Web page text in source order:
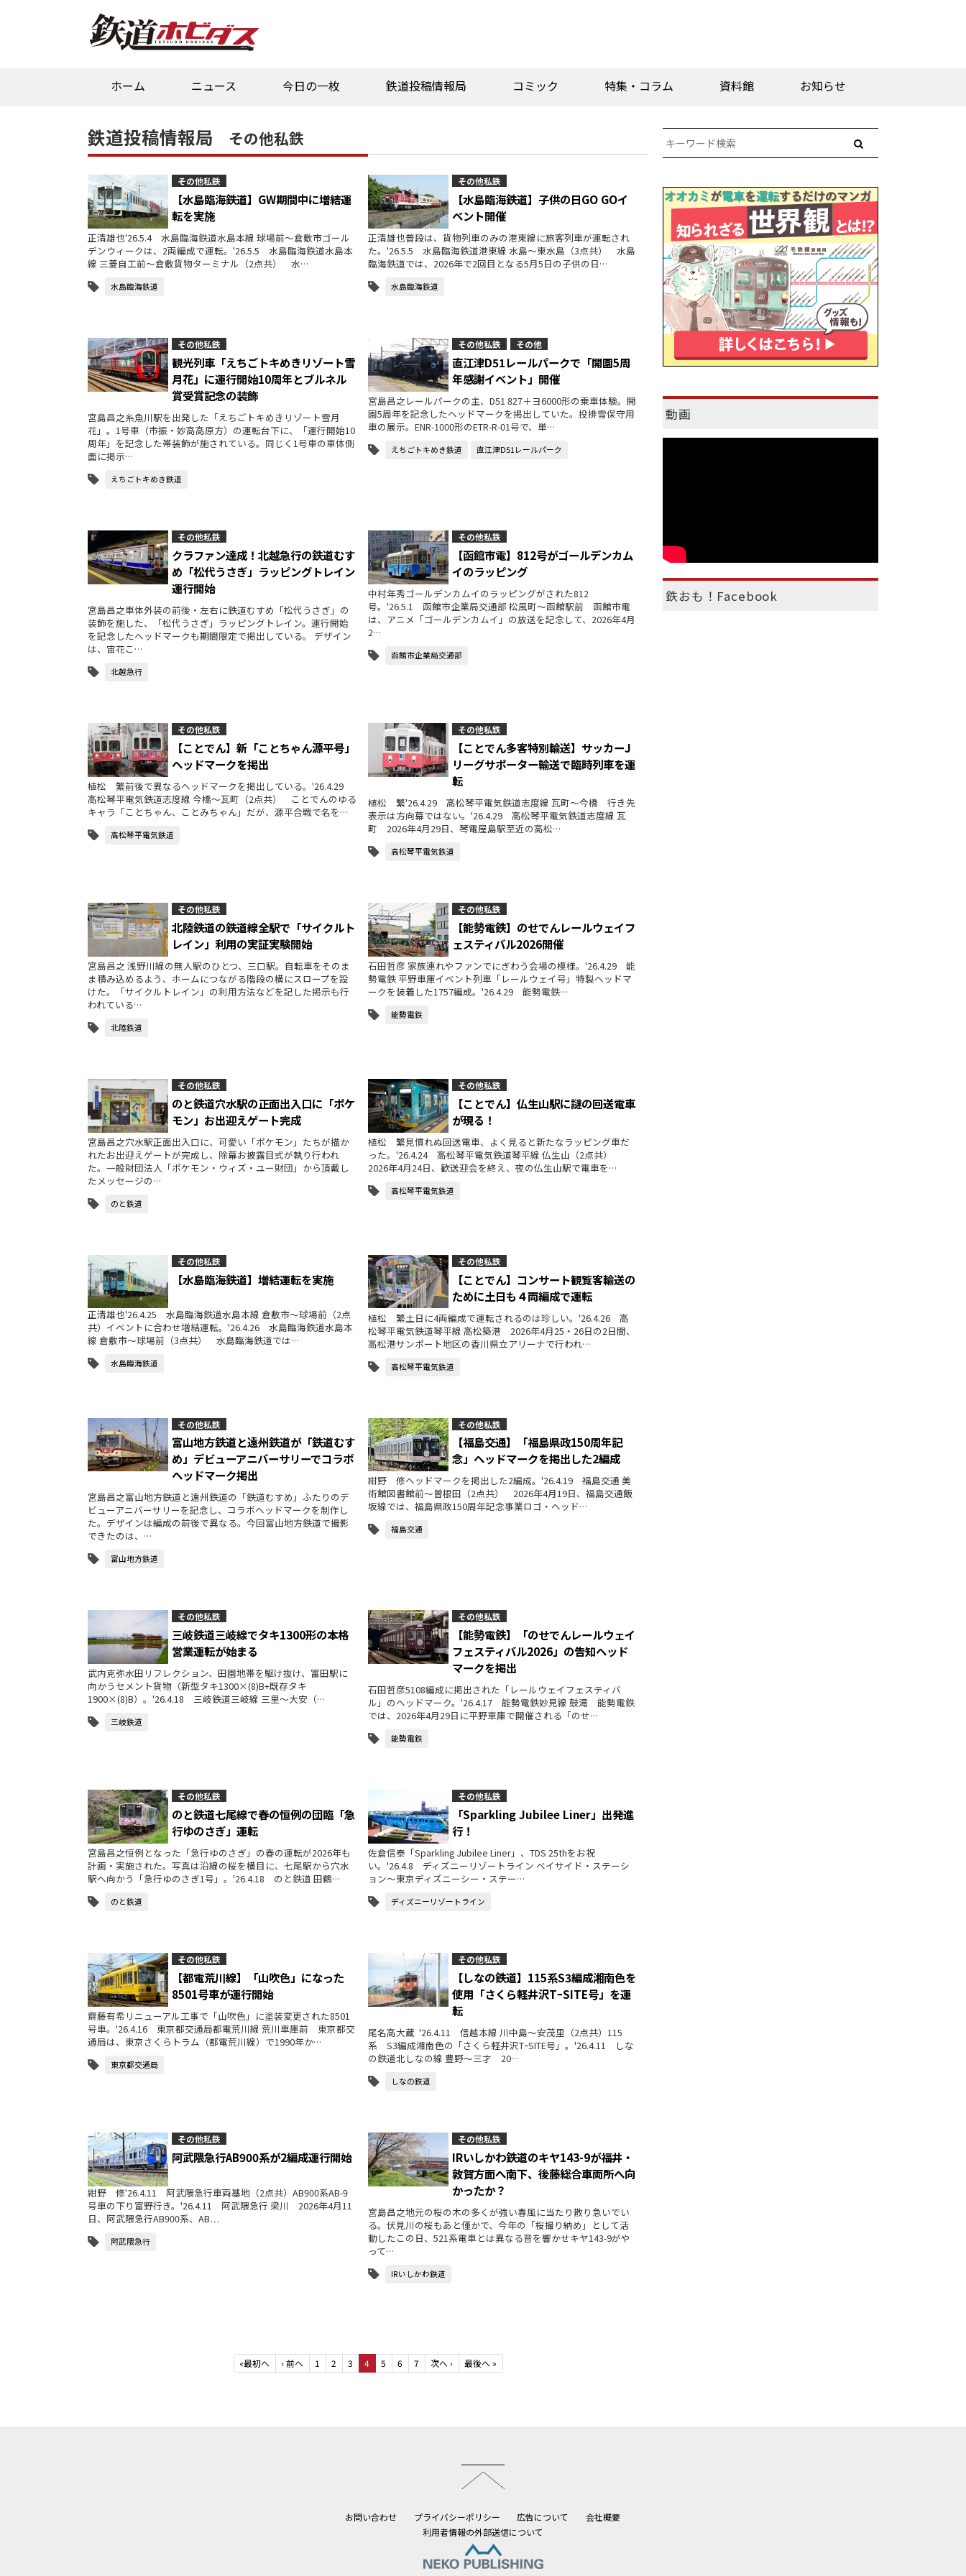
ホーム ニュース 今日の一枚 鉄道投稿情報局 コミック 特集・コラム 資料館 お知らせ
鉄道投稿情報局 その他私鉄
その他私鉄
【水島臨海鉄道】GW期間中に増結運
転を実施
正清雄也'26.5.4 水島臨海鉄道水島本線 球場前～倉敷市ゴール
デンウィークは、2両編成で運転。'26.5.5 水島臨海鉄道水島本
線 三菱自工前～倉敷貨物ターミナル（2点共） 水…
水島臨海鉄道
その他私鉄
【水島臨海鉄道】子供の日GO GOイ
ベント開催
正清雄也普段は、貨物列車のみの港東線に旅客列車が運転され
た。'26.5.5 水島臨海鉄道港東線 水島～東水島（3点共） 水島
臨海鉄道では、2026年で2回目となる5月5日の子供の日…
水島臨海鉄道
その他私鉄
観光列車「えちごトキめきリゾート雪
月花」に運行開始10周年とブルネル
賞受賞記念の装飾
宮島昌之糸魚川駅を出発した「えちごトキめきリゾート雪月
花」。1号車（市振・妙高高原方）の運転台下に、「運行開始10
周年」を記念した帯装飾が施されている。同じく1号車の車体側
面に掲示…
えちごトキめき鉄道
その他私鉄 その他
直江津D51レールパークで「開園5周
年感謝イベント」開催
宮島昌之レールパークの主、D51 827＋ヨ6000形の乗車体験。開
園5周年を記念したヘッドマークを掲出していた。投排雪保守用
車の展示。ENR-1000形のETR-R-01号で、単…
えちごトキめき鉄道 直江津D51レールパーク
その他私鉄
クラファン達成！北越急行の鉄道むす
め「松代うさぎ」ラッピングトレイン
運行開始
宮島昌之車体外装の前後・左右に鉄道むすめ「松代うさぎ」の
装飾を施した、「松代うさぎ」ラッピングトレイン。運行開始
を記念したヘッドマークも期間限定で掲出している。 デザイン
は、宙花こ…
北越急行
その他私鉄
【函館市電】812号がゴールデンカム
イのラッピング
中村年秀ゴールデンカムイのラッピングがされた812
号。'26.5.1 函館市企業局交通部 松風町～函館駅前 函館市電
は、アニメ「ゴールデンカムイ」の放送を記念して、2026年4月
2…
函館市企業局交通部
その他私鉄
【ことでん】新「ことちゃん源平号」
ヘッドマークを掲出
植松 繁前後で異なるヘッドマークを掲出している。'26.4.29
高松琴平電気鉄道志度線 今橋～瓦町（2点共） ことでんのゆる
キャラ「ことちゃん、ことみちゃん」だが、源平合戦で名を…
高松琴平電気鉄道
その他私鉄
【ことでん多客特別輸送】サッカーJ
リーグサポーター輸送で臨時列車を運
転
植松 繁'26.4.29 高松琴平電気鉄道志度線 瓦町～今橋 行き先
表示は方向幕ではない。'26.4.29 高松琴平電気鉄道志度線 瓦
町 2026年4月29日、琴電屋島駅至近の高松…
高松琴平電気鉄道
その他私鉄
北陸鉄道の鉄道線全駅で「サイクルト
レイン」利用の実証実験開始
宮島昌之 浅野川線の無人駅のひとつ、三口駅。自転車をそのま
ま積み込めるよう、ホームにつながる階段の横にスロープを設
けた。「サイクルトレイン」の利用方法などを記した掲示も行
われている…
北陸鉄道
その他私鉄
【能勢電鉄】のせでんレールウェイフ
ェスティバル2026開催
石田哲彦 家族連れやファンでにぎわう会場の模様。'26.4.29 能
勢電鉄 平野車庫イベント列車「レールウェイ号」特製ヘッドマ
ークを装着した1757編成。'26.4.29 能勢電鉄…
能勢電鉄
その他私鉄
のと鉄道穴水駅の正面出入口に「ポケ
モン」お出迎えゲート完成
宮島昌之穴水駅正面出入口に、可愛い「ポケモン」たちが描か
れたお出迎えゲートが完成し、除幕お披露目式が執り行われ
た。一般財団法人「ポケモン・ウィズ・ユー財団」から頂戴し
たメッセージの…
のと鉄道
その他私鉄
【ことでん】仏生山駅に謎の回送電車
が現る！
植松 繁見慣れぬ回送電車、よく見ると新たなラッピング車だ
った。'26.4.24 高松琴平電気鉄道琴平線 仏生山（2点共）
2026年4月24日、歓送迎会を終え、夜の仏生山駅で電車を…
高松琴平電気鉄道
その他私鉄
【水島臨海鉄道】増結運転を実施
正清雄也'26.4.25 水島臨海鉄道水島本線 倉敷市～球場前（2点
共）イベントに合わせ増結運転。'26.4.26 水島臨海鉄道水島本
線 倉敷市～球場前（3点共） 水島臨海鉄道では…
水島臨海鉄道
その他私鉄
【ことでん】コンサート観覧客輸送の
ために土日も４両編成で運転
植松 繁土日に4両編成で運転されるのは珍しい。'26.4.26 高
松琴平電気鉄道琴平線 高松築港 2026年4月25・26日の2日間、
高松港サンポート地区の香川県立アリーナで行われ…
高松琴平電気鉄道
その他私鉄
富山地方鉄道と遠州鉄道が「鉄道むす
め」デビューアニバーサリーでコラボ
ヘッドマーク掲出
宮島昌之富山地方鉄道と遠州鉄道の「鉄道むすめ」ふたりのデ
ビューアニバーサリーを記念し、コラボヘッドマークを制作し
た。デザインは編成の前後で異なる。今回富山地方鉄道で撮影
できたのは、…
富山地方鉄道
その他私鉄
【福島交通】「福島県政150周年記
念」ヘッドマークを掲出した2編成
紺野 修ヘッドマークを掲出した2編成。'26.4.19 福島交通 美
術館図書館前～曽根田（2点共） 2026年4月19日、福島交通飯
坂線では、福島県政150周年記念事業ロゴ・ヘッド…
福島交通
その他私鉄
三岐鉄道三岐線でタキ1300形の本格
営業運転が始まる
武内克弥水田リフレクション、田園地帯を駆け抜け、富田駅に
向かうセメント貨物（新型タキ1300×(8)B+既存タキ
1900×(8)B）。'26.4.18 三岐鉄道三岐線 三里～大安（…
三岐鉄道
その他私鉄
【能勢電鉄】「のせでんレールウェイ
フェスティバル2026」の告知ヘッド
マークを掲出
石田哲彦5108編成に掲出された「レールウェイフェスティバ
ル」のヘッドマーク。'26.4.17 能勢電鉄妙見線 鼓滝 能勢電鉄
では、2026年4月29日に平野車庫で開催される「のせ…
能勢電鉄
その他私鉄
のと鉄道七尾線で春の恒例の団臨「急
行ゆのさぎ」運転
宮島昌之恒例となった「急行ゆのさぎ」の春の運転が2026年も
計画・実施された。写真は沿線の桜を横目に、七尾駅から穴水
駅へ向かう「急行ゆのさぎ1号」。'26.4.18 のと鉄道 田鶴…
のと鉄道
その他私鉄
「Sparkling Jubilee Liner」出発進
行！
佐倉信泰「Sparkling Jubilee Liner」、TDS 25thをお祝
い。'26.4.8 ディズニーリゾートライン ベイサイド・ステーシ
ョン～東京ディズニーシー・ステー…
ディズニーリゾートライン
その他私鉄
【都電荒川線】「山吹色」になった
8501号車が運行開始
齋藤有希リニューアル工事で「山吹色」に塗装変更された8501
号車。'26.4.16 東京都交通局都電荒川線 荒川車庫前 東京都交
通局は、東京さくらトラム（都電荒川線）で1990年か…
東京都交通局
その他私鉄
【しなの鉄道】115系S3編成湘南色を
使用「さくら軽井沢TｰSITE号」を運
転
尾名高大蔵 '26.4.11 信越本線 川中島～安茂里（2点共）115
系 S3編成湘南色の「さくら軽井沢TｰSITE号」。'26.4.11 しな
の鉄道北しなの線 豊野～三才 20…
しなの鉄道
その他私鉄
阿武隈急行AB900系が2編成運行開始
紺野 修'26.4.11 阿武隈急行車両基地（2点共）AB900系AB-9
号車の下り富野行き。'26.4.11 阿武隈急行 梁川 2026年4月11
日、阿武隈急行AB900系、AB…
阿武隈急行
その他私鉄
IRいしかわ鉄道のキヤ143-9が福井・
敦賀方面へ南下、後藤総合車両所へ向
かったか？
宮島昌之地元の桜の木の多くが強い春風に当たり散り急いでい
る。伏見川の桜もあと僅かで、今年の「桜撮り納め」として活
動したこの日、521系電車とは異なる音を響かせキヤ143-9がや
って…
IRいしかわ鉄道
«最初へ ‹ 前へ 1 2 3 4 5 6 7 次へ › 最後へ »
動画
鉄おも！Facebook
お問い合わせ プライバシーポリシー 広告について
会社概要
利用者情報の外部送信について